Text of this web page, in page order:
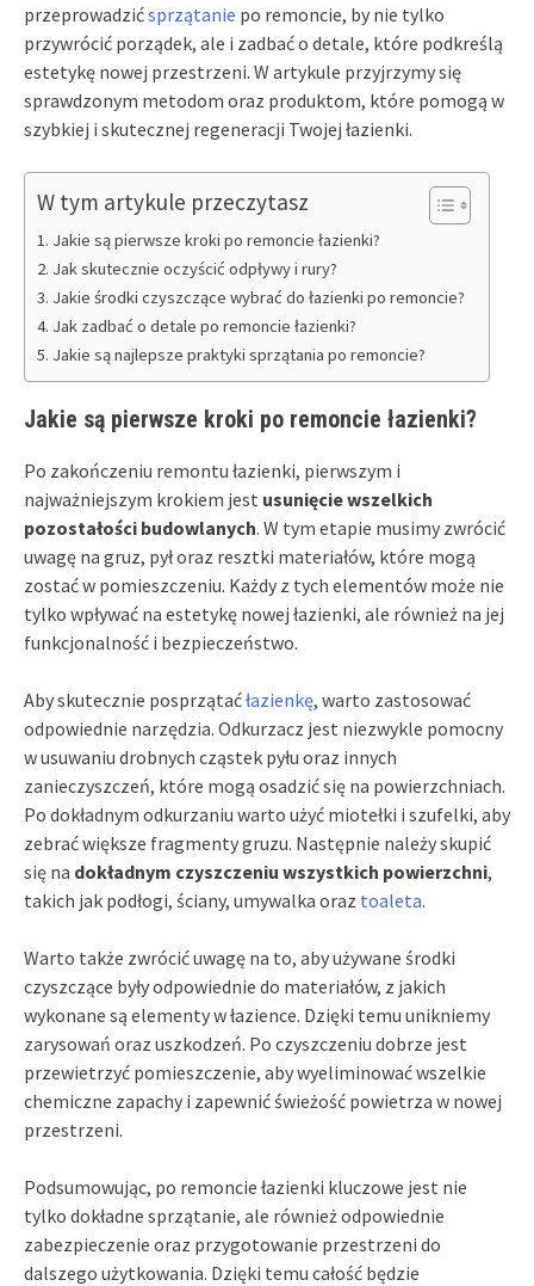
przeprowadzićsprzątanie po remoncie, by nie tylko
przywrócić porządek, ale i zadbać o detale, które podkreślą
estetykę nowej przestrzeni. W artykule przyjrzymy się
sprawdzonym metodom oraz produktom, które pomogą w
szybkiej i skutecznej regeneracji Twojej łazienki.
W tym artykule przeczytasz
Jakie są pierwsze kroki po remoncie łazienki?
Jak skutecznie oczyścić odpływy i rury?
Jakie środki czyszczące wybrać do łazienki po remoncie?
Jak zadbać o detale po remoncie łazienki?
Jakie są najlepsze praktyki sprzątania po remoncie?
Jakie są pierwsze kroki po remoncie łazienki?
Po zakończeniu remontu łazienki, pierwszym i
najważniejszym krokiem jest usunięcie wszelkich
pozostałości budowlanych. W tym etapie musimy zwrócić
uwagę na gruz, pył oraz resztki materiałów, które mogą
zostać w pomieszczeniu. Każdy z tych elementów może nie
tylko wpływać na estetykę nowej łazienki, ale również na jej
funkcjonalność i bezpieczeństwo.
Aby skutecznie posprzątaćłazienkę, warto zastosować
odpowiednie narzędzia. Odkurzacz jest niezwykle pomocny
w usuwaniu drobnych cząstek pyłu oraz innych
zanieczyszczeń, które mogą osadzić się na powierzchniach.
Po dokładnym odkurzaniu warto użyć miotełki i szufelki, aby
zebrać większe fragmenty gruzu. Następnie należy skupić
się na dokładnym czyszczeniu wszystkich powierzchni,
takich jak podłogi, ściany, umywalka oraz toaleta.
Warto także zwrócić uwagę na to, aby używane środki
czyszczące były odpowiednie do materiałów, z jakich
wykonane są elementy w łazience. Dzięki temu unikniemy
zarysowań oraz uszkodzeń. Po czyszczeniu dobrze jest
przewietrzyć pomieszczenie, aby wyeliminować wszelkie
chemiczne zapachy i zapewnić świeżość powietrza w nowej
przestrzeni.
Podsumowując, po remoncie łazienki kluczowe jest nie
tylko dokładne sprzątanie, ale również odpowiednie
zabezpieczenie oraz przygotowanie przestrzeni do
dalszego użytkowania. Dzięki temu całość będzie